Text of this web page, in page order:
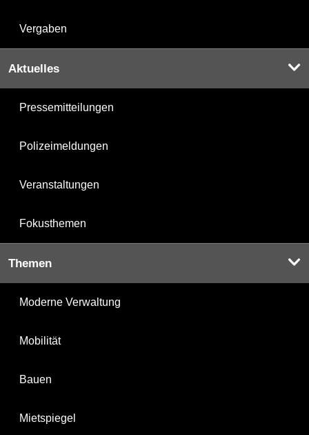
Vergaben
Aktuelles
Pressemitteilungen
Polizeimeldungen
Veranstaltungen
Fokusthemen
Themen
Moderne Verwaltung
Mobilität
Bauen
Mietspiegel